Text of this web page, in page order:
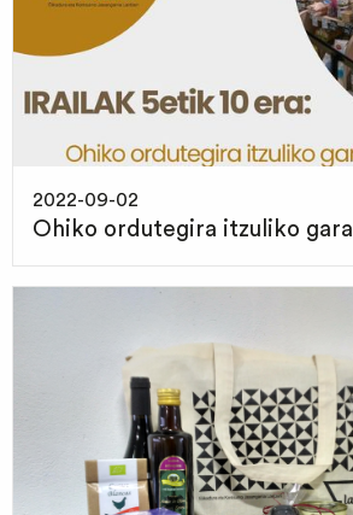
2022-09-02
Ohiko ordutegira itzuliko gara